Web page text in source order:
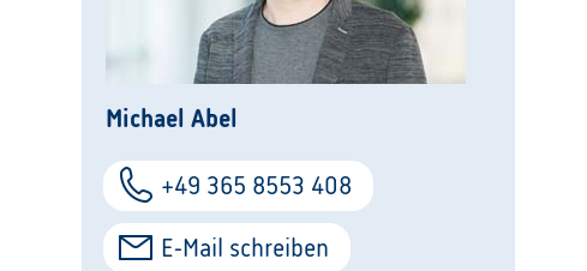
Michael Abel
+49 365 8553 408
E-Mail schreiben